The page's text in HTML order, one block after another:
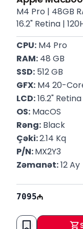
M4 Pro | 48GB
16.2" Retina |
CPU: M4 Pro
RAM: 48 GB
SSD: 512 GB
GFX: M4 20-
LCD: 16.2" Retina
OS: MacOS
Rəng: Black
Çəki: 2.14 Kq
P/N: MX2Y3
Zəmanət: 12 Ay
7095